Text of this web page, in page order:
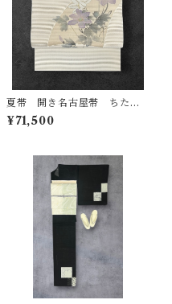
夏帯 開き名古屋帯 ちた
和 絽綴れ 練色の地 紅藤
色や白などの草花 美しい透
¥71,500